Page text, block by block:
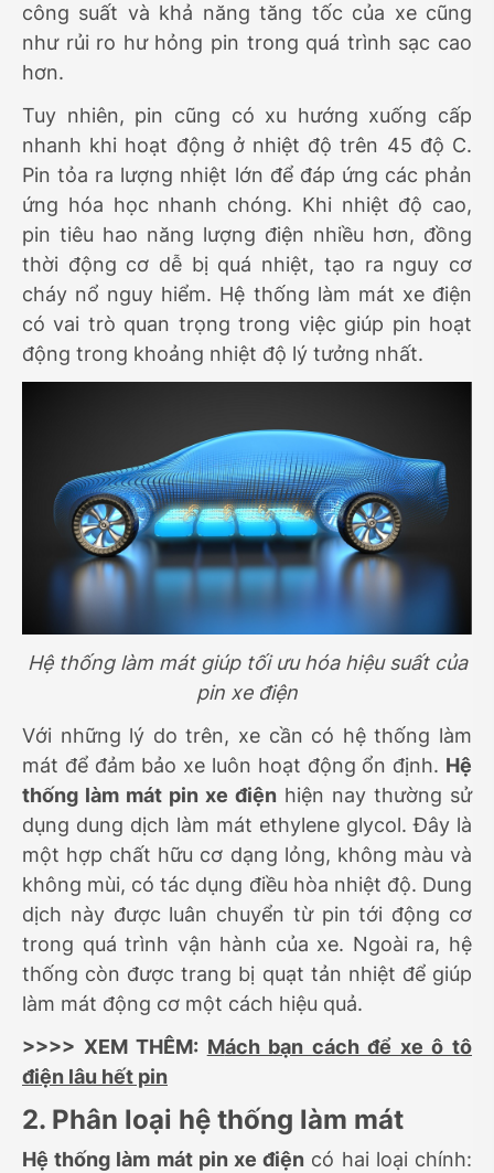
công suất và khả năng tăng tốc của xe cũng
như rủi ro hư hỏng pin trong quá trình sạc cao
hơn.
Tuy nhiên, pin cũng có xu hướng xuống cấp
nhanh khi hoạt động ở nhiệt độ trên 45 độ C.
Pin tỏa ra lượng nhiệt lớn để đáp ứng các phản
ứng hóa học nhanh chóng. Khi nhiệt độ cao,
pin tiêu hao năng lượng điện nhiều hơn, đồng
thời động cơ dễ bị quá nhiệt, tạo ra nguy cơ
cháy nổ nguy hiểm. Hệ thống làm mát xe điện
có vai trò quan trọng trong việc giúp pin hoạt
động trong khoảng nhiệt độ lý tưởng nhất.
Hệ thống làm mát giúp tối ưu hóa hiệu suất của
pin xe điện
Với những lý do trên, xe cần có hệ thống làm
mát để đảm bảo xe luôn hoạt động ổn định. Hệ
thống làm mát pin xe điện hiện nay thường sử
dụng dung dịch làm mát ethylene glycol. Đây là
một hợp chất hữu cơ dạng lỏng, không màu và
không mùi, có tác dụng điều hòa nhiệt độ. Dung
dịch này được luân chuyển từ pin tới động cơ
trong quá trình vận hành của xe. Ngoài ra, hệ
thống còn được trang bị quạt tản nhiệt để giúp
làm mát động cơ một cách hiệu quả.
>>>> XEM THÊM: Mách bạn cách để xe ô tô
điện lâu hết pin
2. Phân loại hệ thống làm mát
Hệ thống làm mát pin xe điện có hai loại chính: